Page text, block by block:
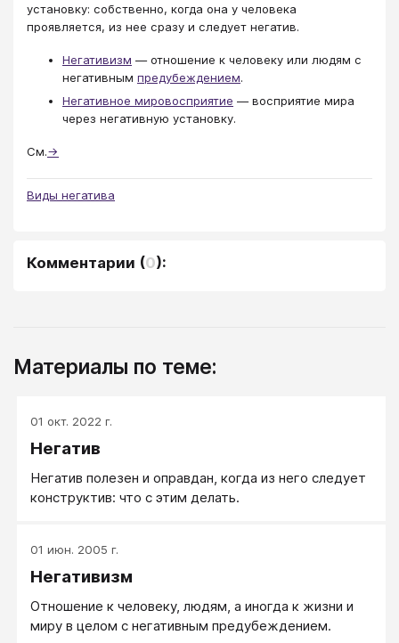
установку: собственно, когда она у человека
проявляется, из нее сразу и следует негатив.
Негативизм — отношение к человеку или людям с
негативным предубеждением.
Негативное мировосприятие — восприятие мира
через негативную установку.
См.→
Виды негатива
Комментарии (0):
Материалы по теме:
01 окт. 2022 г.
Негатив
Негатив полезен и оправдан, когда из него следует
конструктив: что с этим делать.
01 июн. 2005 г.
Негативизм
Отношение к человеку, людям, а иногда к жизни и
миру в целом с негативным предубеждением.